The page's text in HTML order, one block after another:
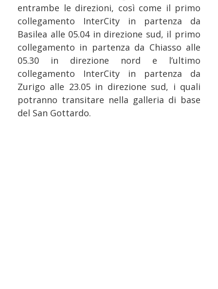
entrambe le direzioni, così come il primo
collegamento InterCity in partenza da
Basilea alle 05.04 in direzione sud, il primo
collegamento in partenza da Chiasso alle
05.30 in direzione nord e l’ultimo
collegamento InterCity in partenza da
Zurigo alle 23.05 in direzione sud, i quali
potranno transitare nella galleria di base
del San Gottardo.